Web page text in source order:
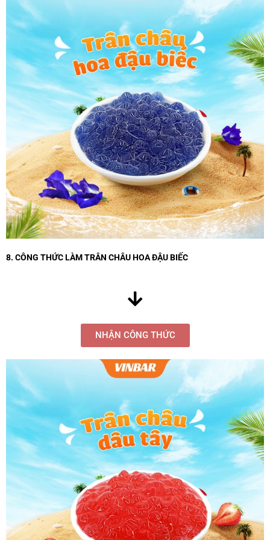
8. CÔNG THỨC LÀM TRÂN CHÂU HOA ĐẬU BIẾC
NHẬN CÔNG THỨC